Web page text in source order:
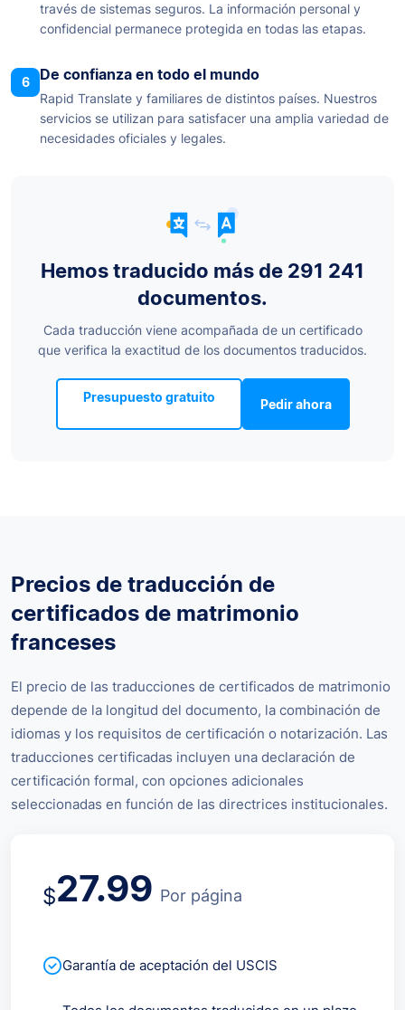
través de sistemas seguros. La información personal y
confidencial permanece protegida en todas las etapas.
6 De confianza en todo el mundo
Rapid Translate y familiares de distintos países. Nuestros
servicios se utilizan para satisfacer una amplia variedad de
necesidades oficiales y legales.
Hemos traducido más de 291 241
documentos.
Cada traducción viene acompañada de un certificado
que verifica la exactitud de los documentos traducidos.
Presupuesto gratuito Pedir ahora
Precios de traducción de
certificados de matrimonio
franceses
El precio de las traducciones de certificados de matrimonio
depende de la longitud del documento, la combinación de
idiomas y los requisitos de certificación o notarización. Las
traducciones certificadas incluyen una declaración de
certificación formal, con opciones adicionales
seleccionadas en función de las directrices institucionales.
$27.99 Por página
Garantía de aceptación del USCIS